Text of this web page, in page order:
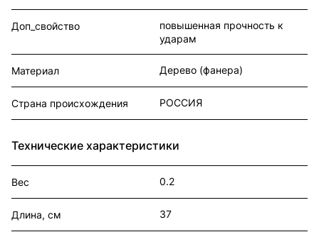
Доп_свойство
повышенная прочность к
ударам
Материал Дерево (фанера)
Страна происхождения РОССИЯ
Технические характеристики
Вес 0.2
Длина, см 37